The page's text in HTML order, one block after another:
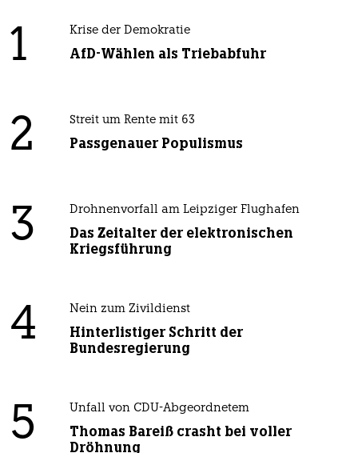
1 Krise der Demokratie
AfD-Wählen als Triebabfuhr
2 Streit um Rente mit 63
Passgenauer Populismus
3 Drohnenvorfall am Leipziger Flughafen
Das Zeitalter der elektronischen
Kriegsführung
4 Nein zum Zivildienst
Hinterlistiger Schritt der
Bundesregierung
5 Unfall von CDU-Abgeordnetem
Thomas Bareiß crasht bei voller
Dröhnung